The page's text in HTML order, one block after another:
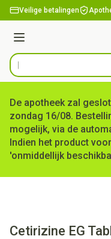
Ga naar de inhoud
Veilige betalingen
Menu
Product, merk,
De apotheek zal
zondag 16/08.
mogelijk, via de
Indien het product
'onmiddellijk
Cetirizine EG